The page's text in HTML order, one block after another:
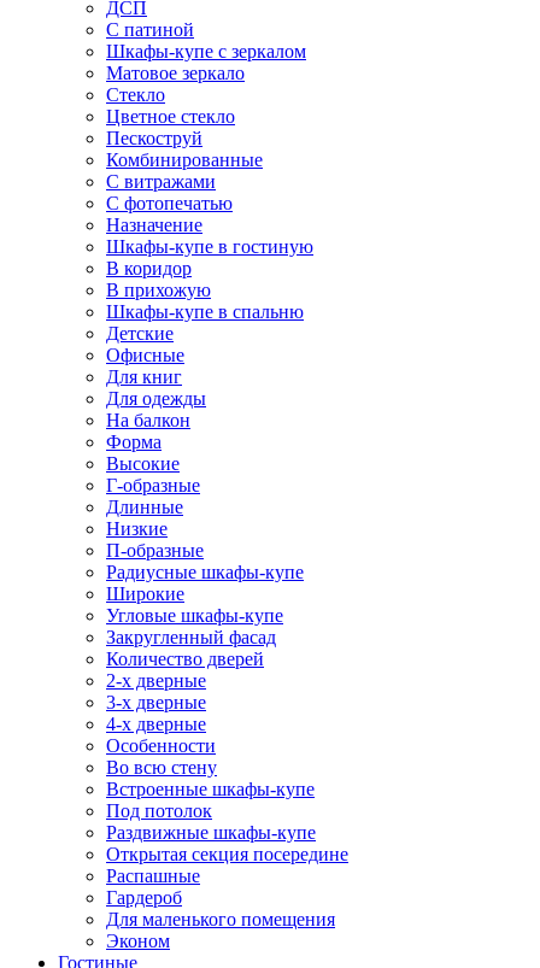
ДСП
С патиной
Шкафы-купе с зеркалом
Матовое зеркало
Стекло
Цветное стекло
Пескоструй
Комбинированные
С витражами
С фотопечатью
Назначение
Шкафы-купе в гостиную
В коридор
В прихожую
Шкафы-купе в спальню
Детские
Офисные
Для книг
Для одежды
На балкон
Форма
Высокие
Г-образные
Длинные
Низкие
П-образные
Радиусные шкафы-купе
Широкие
Угловые шкафы-купе
Закругленный фасад
Количество дверей
2-х дверные
3-х дверные
4-х дверные
Особенности
Во всю стену
Встроенные шкафы-купе
Под потолок
Раздвижные шкафы-купе
Открытая секция посередине
Распашные
Гардероб
Для маленького помещения
Эконом
Гостиные